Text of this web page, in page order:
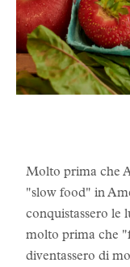
Molto prima che
"slow food" in
conquistassero le
molto prima che
diventassero di